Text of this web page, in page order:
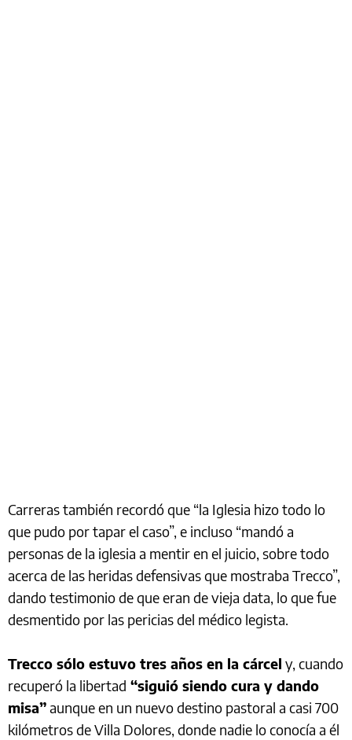
Carreras también recordó que “la Iglesia hizo todo lo
que pudo por tapar el caso”, e incluso “mandó a
personas de la iglesia a mentir en el juicio, sobre todo
acerca de las heridas defensivas que mostraba Trecco”,
dando testimonio de que eran de vieja data, lo que fue
desmentido por las pericias del médico legista.
Trecco sólo estuvo tres años en la cárcel y, cuando
recuperó la libertad “siguió siendo cura y dando
misa”aunque en un nuevo destino pastoral a casi 700
kilómetros de Villa Dolores, donde nadie lo conocía a él